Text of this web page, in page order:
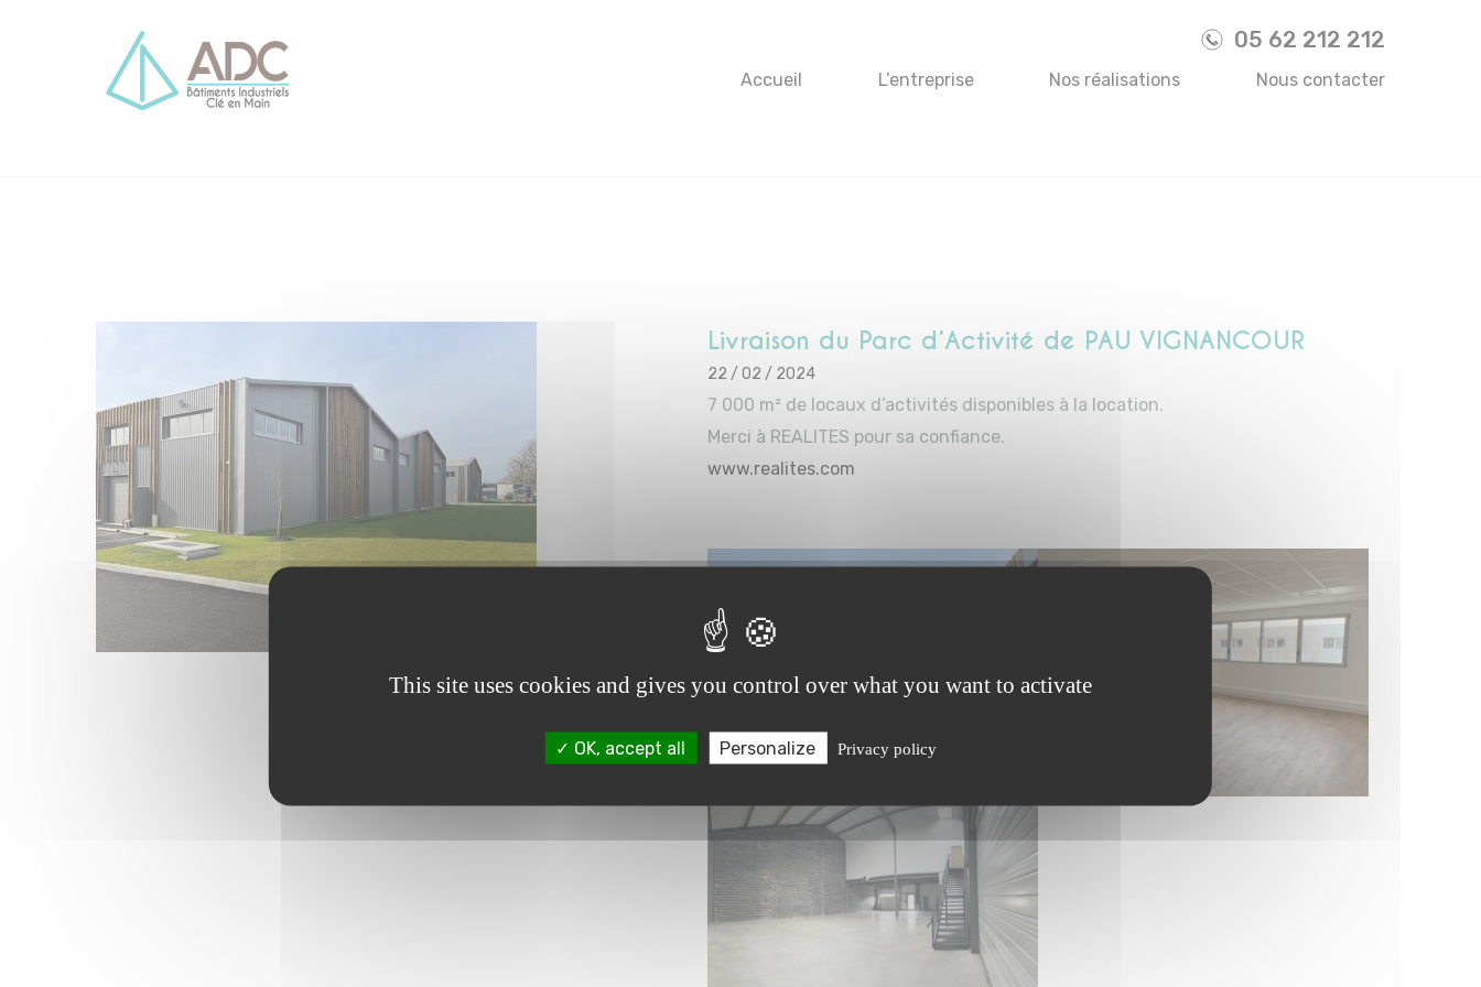
05 62 212 212
Accueil L’entreprise Nos réalisations Nous contacter
Livraison du Parc d’Activité de PAU VIGNANCOUR
22 / 02 / 2024
7 000 m² de locaux d’activités disponibles à la location.
Merci à REALITES pour sa confiance.
www.realites.com
This site uses cookies and gives you control over what you want to activate
OK, accept all Personalize Privacy policy